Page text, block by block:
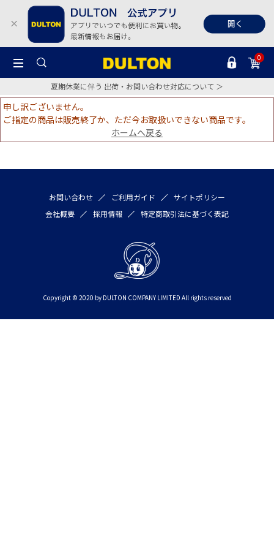
0
夏期休業に伴う 出荷・お問い合わせ対応について ＞
申し訳ございません。
ご指定の商品は販売終了か、ただ今お取扱いできない商品です。
ホームへ戻る
お問い合わせ ご利用ガイド
サイトポリシー
会社概要
採用情報 特定商取引法に基づく表記
Copyright © 2020 by DULTON COMPANY LIMITED All rights reserved